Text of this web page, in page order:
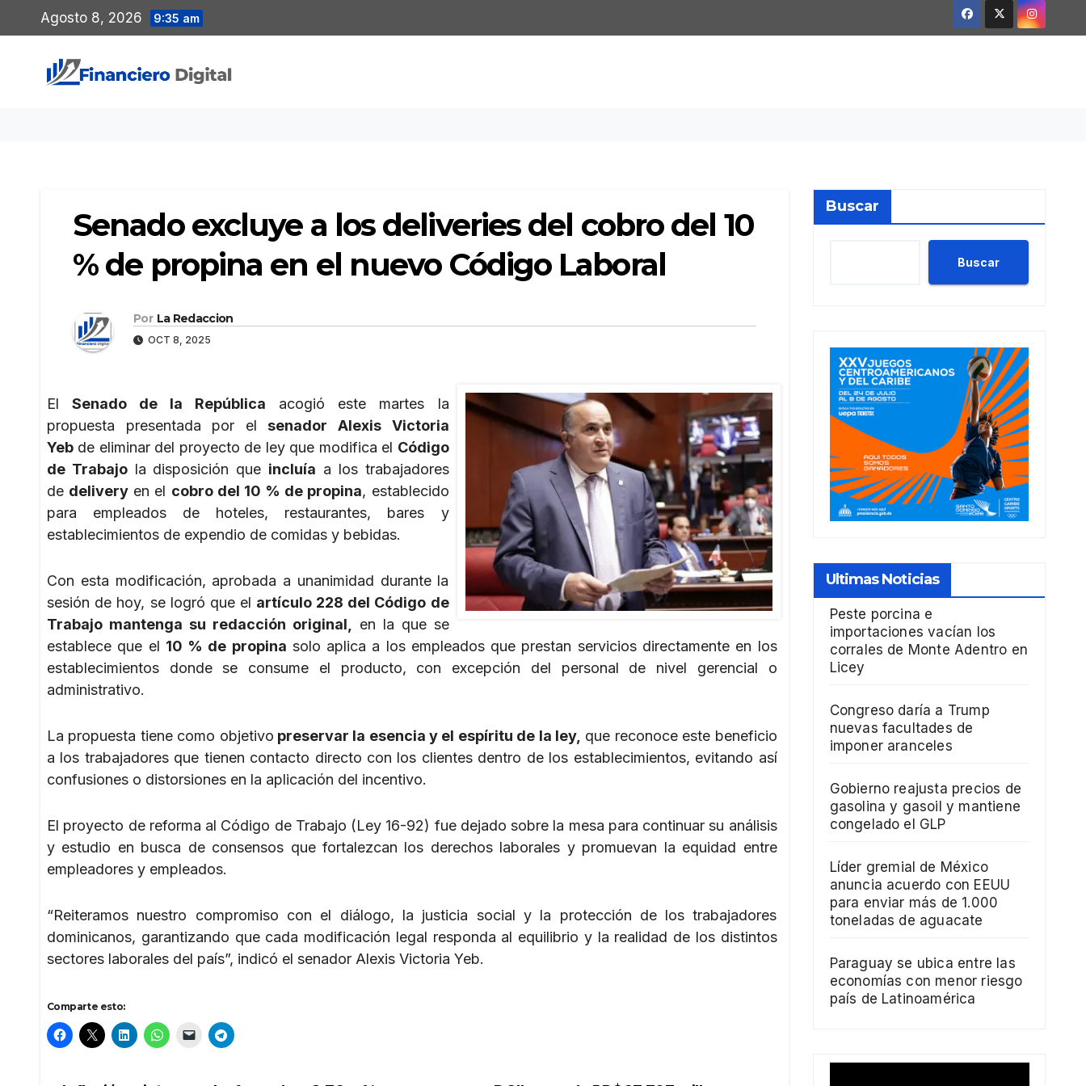
al
contenido
Agosto 8, 2026 9:35 am
Senado excluye a los deliveries del cobro del 10
% de propina en el nuevo Código Laboral
Por La Redaccion
OCT 8, 2025
ElSenado de la República acogió este martes la
propuesta presentada por el senador Alexis Victoria
Yeb de eliminar del proyecto de ley que modifica el Código
de Trabajola disposición que incluía a los trabajadores
de delivery en el cobro del 10 % de propina, establecido
para empleados de hoteles, restaurantes, bares y
establecimientos de expendio de comidas y bebidas.
Con esta modificación, aprobada a unanimidad durante la
sesión de hoy, se logró que el artículo 228 del Código de
Trabajo mantenga su redacción original,
en la que se
establece que el 10 % de propina solo aplica a los empleados que prestan servicios directamente en los
establecimientos donde se consume el producto, con excepción del personal de nivel gerencial o
administrativo.
La propuesta tiene como objetivo preservar la esencia y el espíritu de la ley, que reconoce este beneficio
a los trabajadores que tienen contacto directo con los clientes dentro de los establecimientos, evitando así
confusiones o distorsiones en la aplicación del incentivo.
El proyecto de reforma al Código de Trabajo (Ley 16-92) fue dejado sobre la mesa para continuar su análisis
y estudio en busca de consensos que fortalezcan los derechos laborales y promuevan la equidad entre
empleadores y empleados.
“Reiteramos nuestro compromiso con el diálogo, la justicia social y la protección de los trabajadores
dominicanos, garantizando que cada modificación legal responda al equilibrio y la realidad de los distintos
sectores laborales del país”, indicó el senador Alexis Victoria Yeb.
Comparte esto:
Buscar
Buscar
Ultimas Noticias
Peste porcina e
importaciones vacían los
corrales de Monte Adentro en
Licey
Congreso daría a Trump
nuevas facultades de
imponer aranceles
Gobierno reajusta precios de
gasolina y gasoil y mantiene
congelado el GLP
Líder gremial de México
anuncia acuerdo con EEUU
para enviar más de 1.000
toneladas de aguacate
Paraguay se ubica entre las
economías con menor riesgo
país de Latinoamérica